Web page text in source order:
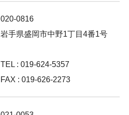
020-0816
岩手県盛岡市中野1丁目4番1号
TEL : 019-624-5357
FAX : 019-626-2273